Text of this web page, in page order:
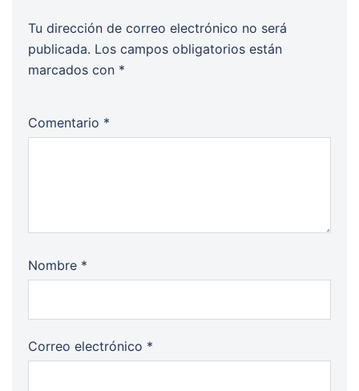
Tu dirección de correo electrónico no será
publicada. Los campos obligatorios están
marcados con *
Comentario *
Nombre *
Correo electrónico *